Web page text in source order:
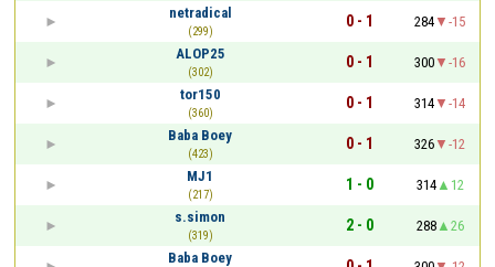
netradical
(299)
0 - 1 284
-15
ALOP25
(302)
0 - 1 300
-16
tor150
(360)
0 - 1 314
-14
Baba Boey
(423)
0 - 1 326
-12
MJ1
(217)
1 - 0 314
12
s.simon
(319)
2 - 0 288
26
Baba Boey